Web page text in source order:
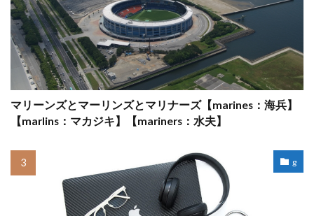
マリーンズとマーリンズとマリナーズ【marines：海兵】
【marlins：マカジキ】【mariners：水夫】
g